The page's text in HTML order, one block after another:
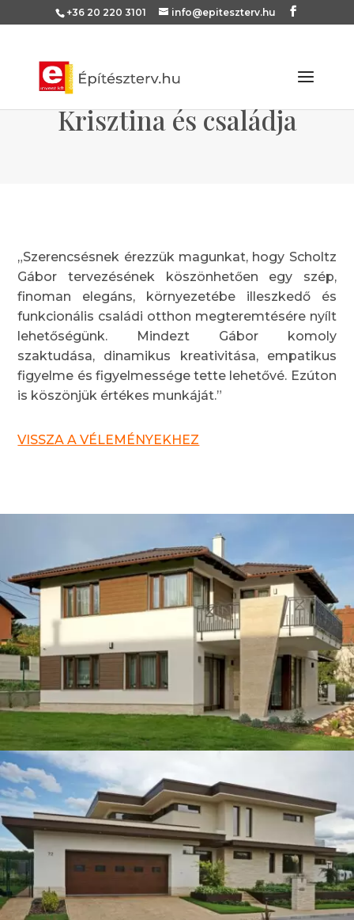
+36 20 220 3101 info@epiteszterv.hu
Krisztina és családja
„Szerencsésnek érezzük magunkat, hogy Scholtz
Gábor tervezésének köszönhetően egy szép,
finoman elegáns, környezetébe illeszkedő és
funkcionális családi otthon megteremtésére nyílt
lehetőségünk. Mindezt Gábor komoly
szaktudása, dinamikus kreativitása, empatikus
figyelme és figyelmessége tette lehetővé. Ezúton
is köszönjük értékes munkáját.”
VISSZA A VÉLEMÉNYEKHEZ